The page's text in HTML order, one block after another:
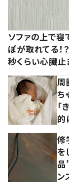
ソファの上で寝
ぽが取れてる！
秒くらい心臓止
周
ち
「
的
修
を
品
ン